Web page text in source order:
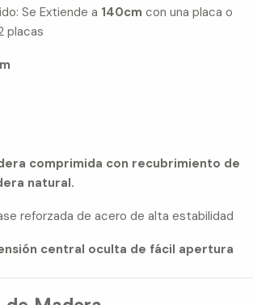
Se Extiende a 140cm con una placa o
placas
comprimida con recubrimiento de
natural.
reforzada de acero de alta estabilidad
central oculta de fácil apertura